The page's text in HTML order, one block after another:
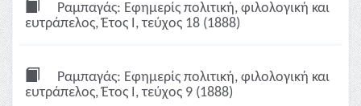
Ραμπαγάς: Εφημερίς πολιτική, φιλολογική και
ευτράπελος, Έτος Ι, τεύχος 18 (1888)
Ραμπαγάς: Εφημερίς πολιτική, φιλολογική και
ευτράπελος, Έτος Ι, τεύχος 9 (1888)